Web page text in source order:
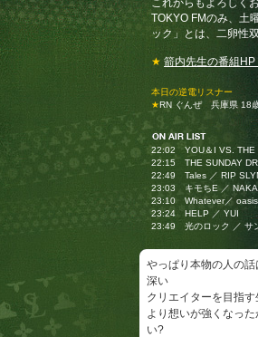
これからもよろしく
TOKYO FMのみ、土
ック」とは、二卵性
★ 箭内先生の番組
本日の逆電リスナー
★RN ぐんぜ 兵庫県 18
22:02 YOU＆I VS. THE
22:15 THE SUNDAY
22:49 Tales ／ RIP
23:03 キモちE ／
23:10 Whatever／ oasis
23:24 HELP ／ YUI
23:49 光のロック ／ サ
やっぱり本物の人の
深い
クリエイターを目指
より想いが強くなっ
い?